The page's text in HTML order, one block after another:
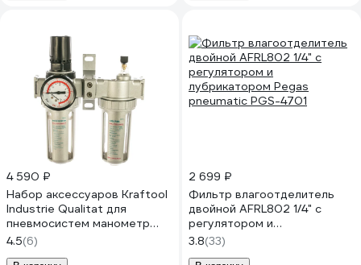
4 590 ₽
Набор аксессуаров Kraftool
Industrie Qualitat для
пневмосистем манометр
влагоотделитель смазчик
06505
4.5(6)
2 699 ₽
Фильтр влагоотделитель
двойной AFRL802 1/4" с
регулятором и
лубрикатором Pegas
pneumatic PGS-4701
3.8(33)